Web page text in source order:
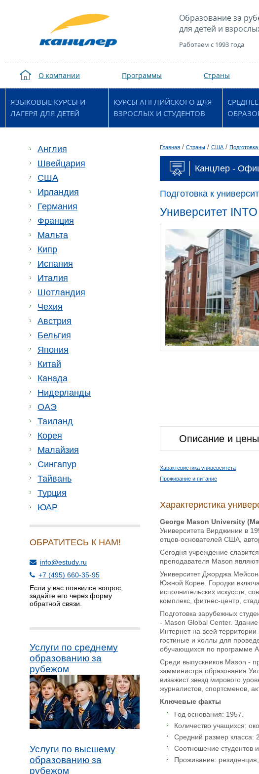
Образование за
для детей и
Работаем с 1993 года
О компании Программы Страны
ЯЗЫКОВЫЕ КУРСЫ И
ЛАГЕРЯ ДЛЯ ДЕТЕЙ
КУРСЫ АНГЛИЙСКОГО ДЛЯ
ВЗРОСЛЫХ И СТУДЕНТОВ
СРЕДНЕЕ
Англия
Швейцария
США
Ирландия
Германия
Франция
Мальта
Кипр
Испания
Италия
Шотландия
Чехия
Австрия
Бельгия
Япония
Китай
Канада
Нидерланды
ОАЭ
Таиланд
Корея
Малайзия
Сингапур
Тайвань
Турция
ЮАР
ОБРАТИТЕСЬ К НАМ!
info@estudy.ru
+7 (495) 660-35-95
Если у вас появился вопрос,
задайте его через форму
обратной связи.
Услуги по среднему
образованию за
рубежом
Услуги по высшему
образованию за
рубежом
Главная / Страны / США /
Канцлер -
Подготовка к
Университет
Описание и цены
Характеристика университета
Проживание и питание
Характеристика
George Mason University (
Университета Вирджинии в
отцов-основателей США,
Сегодня учреждение
преподавателя Mason
Университет Джорджа
Южной Корее. Городки
исполнительских искусств,
комплекс, фитнес-центр,
Подготовка зарубежных
- Mason Global Center.
Интернет на всей
гостиные и холлы для
обучающихся по программе
Среди выпускников Mason -
замминистра образования
визажист звезд мирового
журналистов, спортсменов,
Ключевые факты
Год основания: 1957.
Количество учащихся:
Средний размер класса:
Соотношение студентов
Проживание: резиденция;